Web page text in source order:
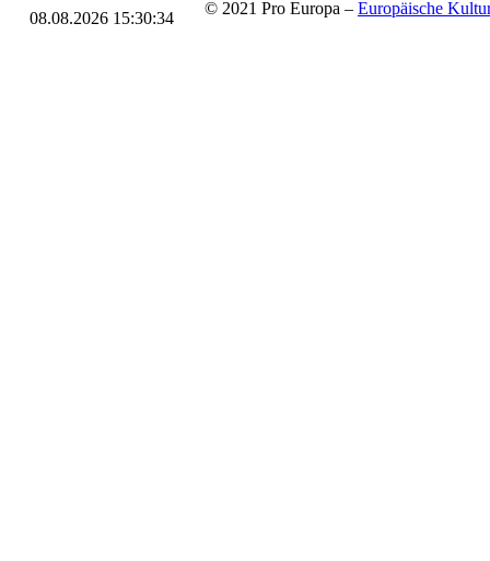
08.08.2026 15:30:34
© 2021 Pro Europa – Europäische